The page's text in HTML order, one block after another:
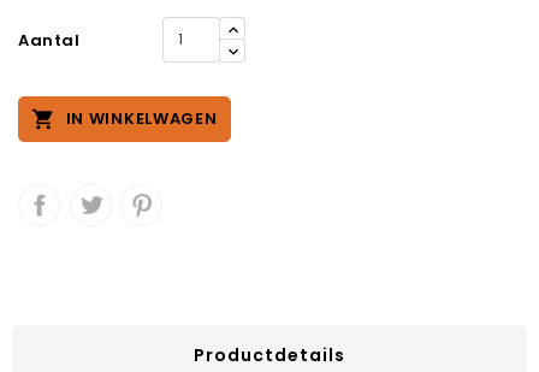
Aantal
 IN WINKELWAGEN
Productdetails